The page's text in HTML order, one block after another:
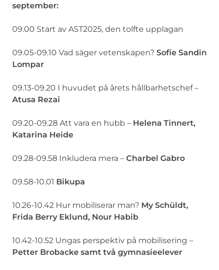
september:
09.00 Start av AST2025, den tolfte upplagan
09.05-09.10 Vad säger vetenskapen? Sofie Sandin
Lompar
09.13-09.20 I huvudet på årets hållbarhetschef –
Atusa Rezai
09.20-09.28 Att vara en hubb – Helena Tinnert,
Katarina Heide
09.28-09.58 Inkludera mera – Charbel Gabro
09.58-10.01 Bikupa
10.26-10.42 Hur mobiliserar man? My Schüldt,
Frida Berry Eklund, Nour Habib
10.42-10.52 Ungas perspektiv på mobilisering –
Petter Brobacke samt två gymnasieelever